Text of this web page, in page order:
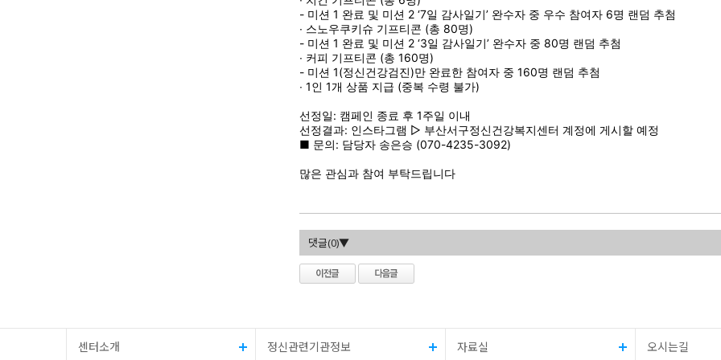
- 미션 1 완료 및 미션 2 ‘7일 감사일기’ 완수자 중 우수 참여자 6명 랜덤 추첨
∙ 스노우쿠키슈 기프티콘 (총 80명)
- 미션 1 완료 및 미션 2 ‘3일 감사일기’ 완수자 중 80명 랜덤 추첨
∙ 커피 기프티콘 (총 160명)
- 미션 1(정신건강검진)만 완료한 참여자 중 160명 랜덤 추첨
∙ 1인 1개 상품 지급 (중복 수령 불가)
선정일: 캠페인 종료 후 1주일 이내
선정결과: 인스타그램 ▷ 부산서구정신건강복지센터 계정에 게시할 예정
■ 문의: 담당자 송은승 (070-4235-3092)
많은 관심과 참여 부탁드립니다
댓글(0)▼
센터소개 정신관련기관정보 자료실 오시는길